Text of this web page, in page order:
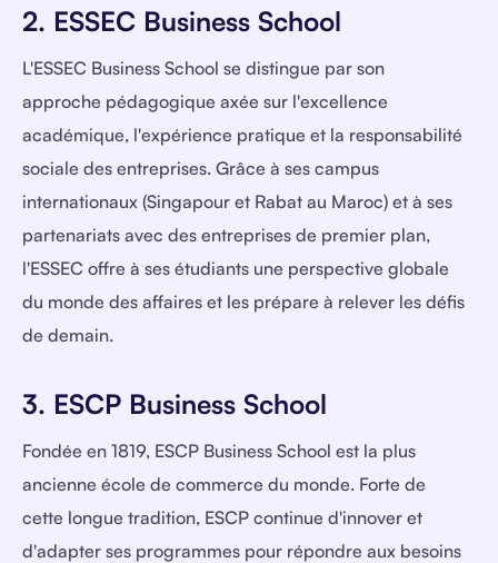
2. ESSEC Business School
L'ESSEC Business School se distingue par son
approche pédagogique axée sur l'excellence
académique, l'expérience pratique et la responsabilité
sociale des entreprises. Grâce à ses campus
internationaux (Singapour et Rabat au Maroc) et à ses
partenariats avec des entreprises de premier plan,
l'ESSEC offre à ses étudiants une perspective globale
du monde des affaires et les prépare à relever les défis
de demain.
3. ESCP Business School
Fondée en 1819, ESCP Business School est la plus
ancienne école de commerce du monde. Forte de
cette longue tradition, ESCP continue d'innover et
d'adapter ses programmes pour répondre aux besoins